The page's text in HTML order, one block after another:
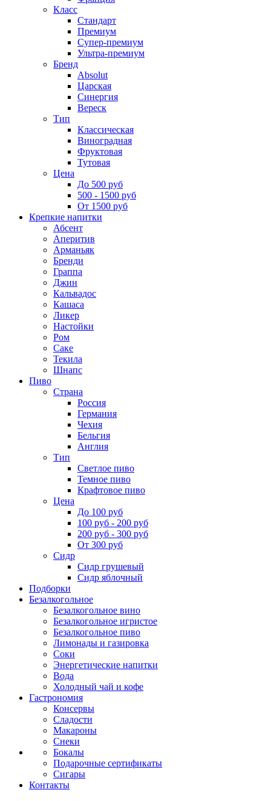
Класс
Стандарт
Премиум
Супер-премиум
Ультра-премиум
Бренд
Absolut
Царская
Синергия
Вереск
Тип
Классическая
Виноградная
Фруктовая
Тутовая
Цена
До 500 руб
500 - 1500 руб
От 1500 руб
Крепкие напитки
Абсент
Аперитив
Арманьяк
Бренди
Граппа
Джин
Кальвадос
Кашаса
Ликер
Настойки
Ром
Саке
Текила
Шнапс
Пиво
Страна
Россия
Германия
Чехия
Бельгия
Англия
Тип
Светлое пиво
Темное пиво
Крафтовое пиво
Цена
До 100 руб
100 руб - 200 руб
200 руб - 300 руб
От 300 руб
Сидр
Сидр грушевый
Сидр яблочный
Подборки
Безалкогольное
Безалкогольное вино
Безалкогольное игристое
Безалкогольное пиво
Лимонады и газировка
Соки
Энергетические напитки
Вода
Холодный чай и кофе
Гастрономия
Консервы
Сладости
Макароны
Снеки
Бокалы
Подарочные сертификаты
Сигары
Контакты